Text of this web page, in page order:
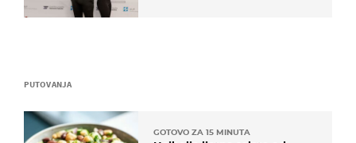
PUTOVANJA
GOTOVO ZA 15 MINUTA